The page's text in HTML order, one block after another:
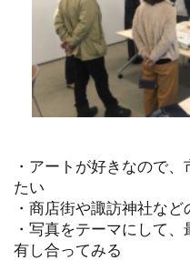
・アートが好きなので
たい
・商店街や諏訪神社な
・写真をテーマにして
有し合ってみる